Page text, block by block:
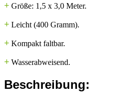
+ ​Größe: 1,5 x 3,0 Meter.
+ Leicht (400 Gramm).
+ Kompakt faltbar.
+ Wasserabweisend.
Beschreibung: